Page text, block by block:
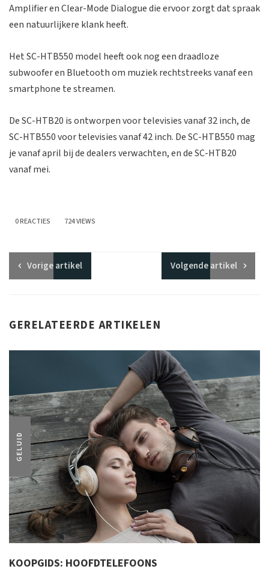
Amplifier en Clear-Mode Dialogue die ervoor zorgt dat spraak
een natuurlijkere klank heeft.
Het SC-HTB550 model heeft ook nog een draadloze
subwoofer en Bluetooth om muziek rechtstreeks vanaf een
smartphone te streamen.
De SC-HTB20 is ontworpen voor televisies vanaf 32 inch, de
SC-HTB550 voor televisies vanaf 42 inch. De SC-HTB550 mag
je vanaf april bij de dealers verwachten, en de SC-HTB20
vanaf mei.
0 REACTIES 724 VIEWS
Vorigeartikel Volgendeartikel
GERELATEERDE ARTIKELEN
GELUID
KOOPGIDS: HOOFDTELEFOONS